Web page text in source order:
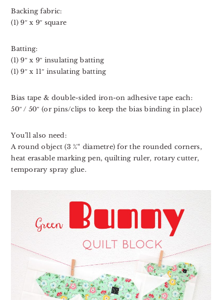
Backing fabric:
(1) 9″ x 9″ square
Batting:
(1) 9″ x 9″ insulating batting⁣⁣
(1) 9″ x 11″ insulating batting⁣⁣⁣⁣⁣⁣⁣⁣⁣⁣⁣⁣
Bias tape & double-sided iron-on adhesive tape each:⁣
50″ / 50″ (or pins/clips to keep the bias binding in place⁣⁣⁣)
You’ll also need:⁣⁣⁣⁣⁣⁣⁣⁣
A round object (3 ¾“ diametre) for the rounded corners⁣,
heat erasable marking pen, quilting ruler, rotary cutter,
temporary spray glue.⁣⁣⁣⁣⁣⁣⁣⁣⁣⁣